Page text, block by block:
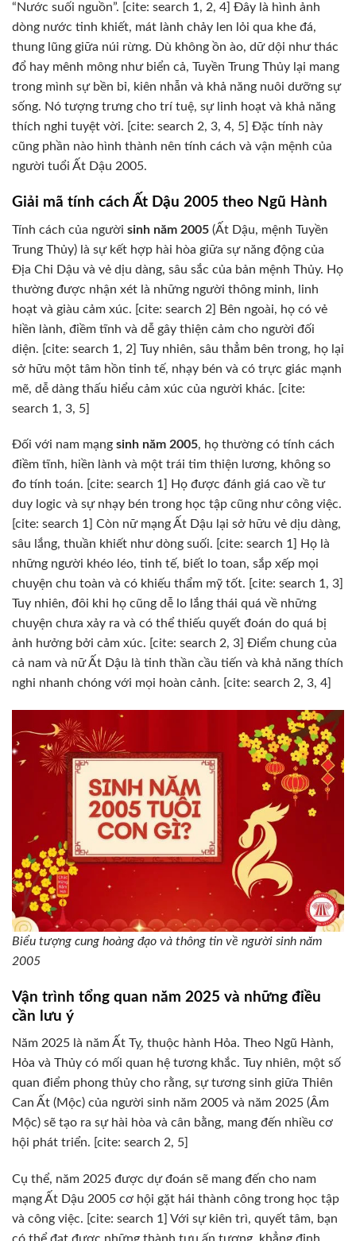
“Nước suối nguồn”. [cite: search 1, 2, 4] Đây là hình ảnh
dòng nước tinh khiết, mát lành chảy len lỏi qua khe đá,
thung lũng giữa núi rừng. Dù không ồn ào, dữ dội như thác
đổ hay mênh mông như biển cả, Tuyền Trung Thủy lại mang
trong mình sự bền bỉ, kiên nhẫn và khả năng nuôi dưỡng sự
sống. Nó tượng trưng cho trí tuệ, sự linh hoạt và khả năng
thích nghi tuyệt vời. [cite: search 2, 3, 4, 5] Đặc tính này
cũng phần nào hình thành nên tính cách và vận mệnh của
người tuổi Ất Dậu 2005.
Giải mã tính cách Ất Dậu 2005 theo Ngũ Hành
Tính cách của người sinh năm 2005 (Ất Dậu, mệnh Tuyền
Trung Thủy) là sự kết hợp hài hòa giữa sự năng động của
Địa Chi Dậu và vẻ dịu dàng, sâu sắc của bản mệnh Thủy. Họ
thường được nhận xét là những người thông minh, linh
hoạt và giàu cảm xúc. [cite: search 2] Bên ngoài, họ có vẻ
hiền lành, điềm tĩnh và dễ gây thiện cảm cho người đối
diện. [cite: search 1, 2] Tuy nhiên, sâu thẳm bên trong, họ lại
sở hữu một tâm hồn tinh tế, nhạy bén và có trực giác mạnh
mẽ, dễ dàng thấu hiểu cảm xúc của người khác. [cite:
search 1, 3, 5]
Đối với nam mạng sinh năm 2005, họ thường có tính cách
điềm tĩnh, hiền lành và một trái tim thiện lương, không so
đo tính toán. [cite: search 1] Họ được đánh giá cao về tư
duy logic và sự nhạy bén trong học tập cũng như công việc.
[cite: search 1] Còn nữ mạng Ất Dậu lại sở hữu vẻ dịu dàng,
sâu lắng, thuần khiết như dòng suối. [cite: search 1] Họ là
những người khéo léo, tinh tế, biết lo toan, sắp xếp mọi
chuyện chu toàn và có khiếu thẩm mỹ tốt. [cite: search 1, 3]
Tuy nhiên, đôi khi họ cũng dễ lo lắng thái quá về những
chuyện chưa xảy ra và có thể thiếu quyết đoán do quá bị
ảnh hưởng bởi cảm xúc. [cite: search 2, 3] Điểm chung của
cả nam và nữ Ất Dậu là tinh thần cầu tiến và khả năng thích
nghi nhanh chóng với mọi hoàn cảnh. [cite: search 2, 3, 4]
Biểu tượng cung hoàng đạo và thông tin về người sinh năm
2005
Vận trình tổng quan năm 2025 và những điều
cần lưu ý
Năm 2025 là năm Ất Tỵ, thuộc hành Hỏa. Theo Ngũ Hành,
Hỏa và Thủy có mối quan hệ tương khắc. Tuy nhiên, một số
quan điểm phong thủy cho rằng, sự tương sinh giữa Thiên
Can Ất (Mộc) của người sinh năm 2005 và năm 2025 (Âm
Mộc) sẽ tạo ra sự hài hòa và cân bằng, mang đến nhiều cơ
hội phát triển. [cite: search 2, 5]
Cụ thể, năm 2025 được dự đoán sẽ mang đến cho nam
mạng Ất Dậu 2005 cơ hội gặt hái thành công trong học tập
và công việc. [cite: search 1] Với sự kiên trì, quyết tâm, bạn